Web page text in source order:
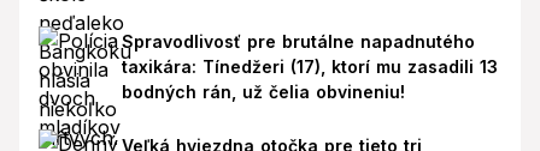
Spravodlivosť pre brutálne napadnutého
taxikára: Tínedžeri (17), ktorí mu zasadili 13
bodných rán, už čelia obvineniu!
Veľká hviezdna otočka pre tieto tri